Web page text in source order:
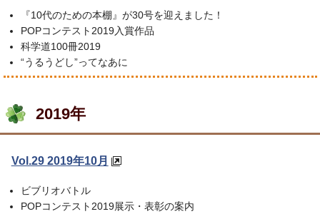
『10代のための本棚』が30号を迎えました！
POPコンテスト2019入賞作品
科学道100冊2019
“うるうどし”ってなあに
2019年
Vol.29 2019年10月
ビブリオバトル
POPコンテスト2019展示・表彰の案内